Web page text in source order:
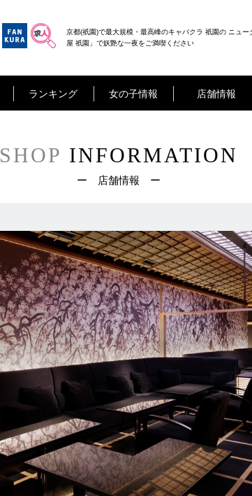
京都(祇園)で最大規模・最高峰のキャバクラ 祇園の ニュー
屋 祇園」で妖艶な一夜をご満喫ください
ランキング 女の子情報 店舗情報
SHOP INFORMATION
ー 店舗情報 ー